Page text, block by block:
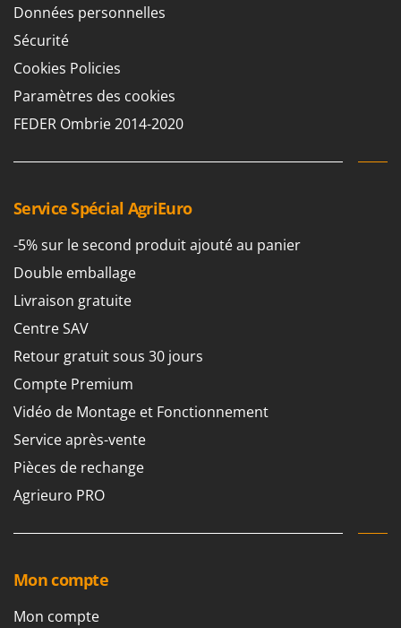
Données personnelles
Sécurité
Cookies Policies
Paramètres des cookies
FEDER Ombrie 2014-2020
Service Spécial AgriEuro
-5% sur le second produit ajouté au panier
Double emballage
Livraison gratuite
Centre SAV
Retour gratuit sous 30 jours
Compte Premium
Vidéo de Montage et Fonctionnement
Service après-vente
Pièces de rechange
Agrieuro PRO
Mon compte
Mon compte